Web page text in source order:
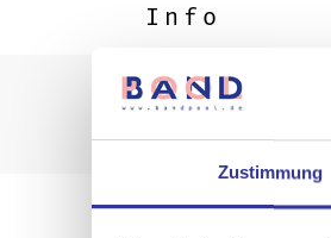
Zustimmung
Info